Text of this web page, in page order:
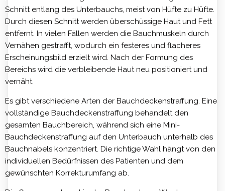
Schnitt entlang des Unterbauchs, meist von Hüfte zu Hüfte.
Durch diesen Schnitt werden überschüssige Haut und Fett
entfernt. In vielen Fällen werden die Bauchmuskeln durch
Vernähen gestrafft, wodurch ein festeres und flacheres
Erscheinungsbild erzielt wird. Nach der Formung des
Bereichs wird die verbleibende Haut neu positioniert und
vernäht.
Es gibt verschiedene Arten der Bauchdeckenstraffung. Eine
vollständige Bauchdeckenstraffung behandelt den
gesamten Bauchbereich, während sich eine Mini-
Bauchdeckenstraffung auf den Unterbauch unterhalb des
Bauchnabels konzentriert. Die richtige Wahl hängt von den
individuellen Bedürfnissen des Patienten und dem
gewünschten Korrekturumfang ab.